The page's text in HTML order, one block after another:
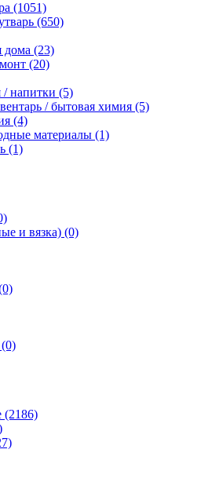
(1051)
(650)
дома (23)
(20)
напитки (5)
/ бытовая химия (5)
(4)
материалы (1)
(1)
и вязка) (0)
(0)
(2186)